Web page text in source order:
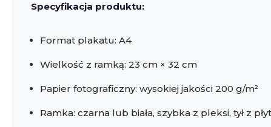
Specyfikacja produktu:
Format plakatu: A4
Wielkość z ramką: 23 cm × 32 cm
Papier fotograficzny: wysokiej jakości 200 g/m²
Ramka: czarna lub biała, szybka z pleksi, tył z